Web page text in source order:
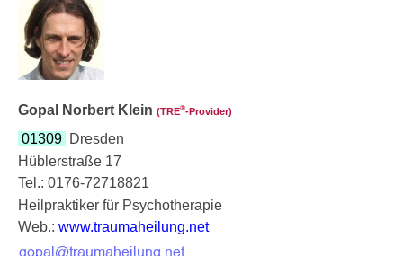
Gopal Norbert Klein (TRE®‑Provider)
01309 Dresden
Hüblerstraße 17
Tel.: 0176-72718821
Heilpraktiker für Psychotherapie
Web.: www.traumaheilung.net